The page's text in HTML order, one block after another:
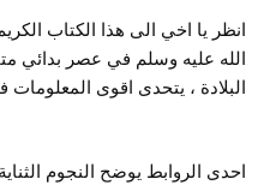
انظر يا اخي الى هذا الكتاب
الله عليه وسلم في عصر بدائي
البلادة ، يتحدى اقوى المعلومات
احدى الروابط يوضح النجوم